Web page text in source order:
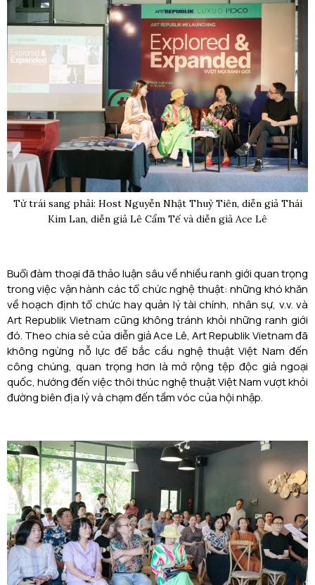
Từ trái sang phải: Host Nguyễn Nhật Thuỷ Tiên, diễn giả Thái
Kim Lan, diễn giả Lê Cẩm Tế và diễn giả Ace Lê
Buổi đàm thoại đã thảo luận sâu về nhiều ranh giới quan trọng
trong việc vận hành các tổ chức nghệ thuật: những khó khăn
về hoạch định tổ chức hay quản lý tài chính, nhân sự, v.v. và
Art Republik Vietnam cũng không tránh khỏi những ranh giới
đó. Theo chia sẻ của diễn giả Ace Lê, Art Republik Vietnam đã
không ngừng nỗ lực để bắc cầu nghệ thuật Việt Nam đến
công chúng, quan trọng hơn là mở rộng tệp độc giả ngoại
quốc, hướng đến việc thôi thúc nghệ thuật Việt Nam vượt khỏi
đường biên địa lý và chạm đến tầm vóc của hội nhập.